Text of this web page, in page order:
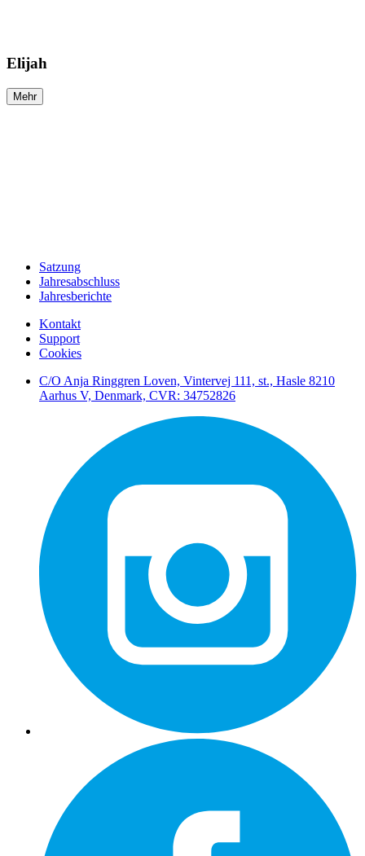
Elijah
Mehr
Satzung
Jahresabschluss
Jahresberichte
Kontakt
Support
Cookies
C/O Anja Ringgren Loven, Vintervej 111, st., Hasle ​8210
Aarhus V, Denmark, CVR: 34752826